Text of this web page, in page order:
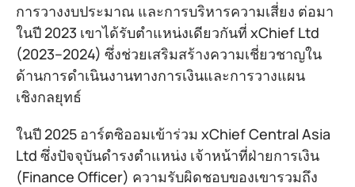
การวางงบประมาณ และการบริหารความเสี่ยง ต่อมา
ในปี 2023 เขาได้รับตำแหน่งเดียวกันที่ xChief Ltd
(2023–2024) ซึ่งช่วยเสริมสร้างความเชี่ยวชาญใน
ด้านการดำเนินงานทางการเงินและการวางแผน
เชิงกลยุทธ์
ในปี 2025 อาร์ตซิออมเข้าร่วม xChief Central Asia
Ltd ซึ่งปัจจุบันดำรงตำแหน่ง เจ้าหน้าที่ฝ่ายการเงิน
(Finance Officer) ความรับผิดชอบของเขารวมถึง